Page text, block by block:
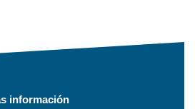
información